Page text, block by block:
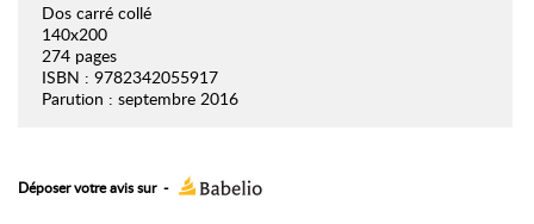
Dos carré collé
140x200
274 pages
ISBN : 9782342055917
Parution : septembre 2016
Déposer votre avis sur -